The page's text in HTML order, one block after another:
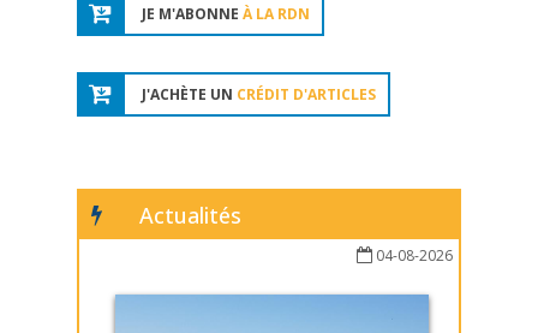
JE M'ABONNE À LA RDN
J'ACHÈTE UN CRÉDIT D'ARTICLES
Actualités
04-08-2026